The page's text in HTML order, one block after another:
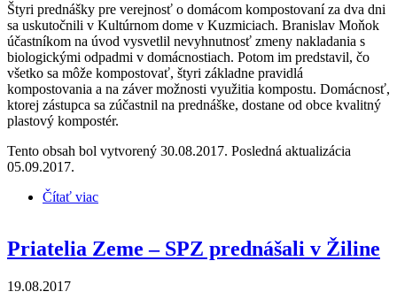
Štyri prednášky pre verejnosť o domácom kompostovaní za dva dni
sa uskutočnili v Kultúrnom dome v Kuzmiciach. Branislav Moňok
účastníkom na úvod vysvetlil nevyhnutnosť zmeny nakladania s
biologickými odpadmi v domácnostiach. Potom im predstavil, čo
všetko sa môže kompostovať, štyri základne pravidlá
kompostovania a na záver možnosti využitia kompostu. Domácnosť,
ktorej zástupca sa zúčastnil na prednáške, dostane od obce kvalitný
plastový kompostér.
Tento obsah bol vytvorený 30.08.2017. Posledná aktualizácia
05.09.2017.
Čítať viac
Priatelia Zeme – SPZ prednášali v Žiline
19.08.2017